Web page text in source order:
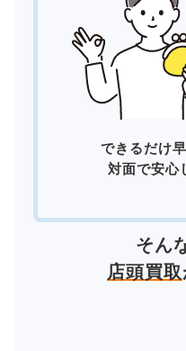
できるだけ
対面で安心
そん
店頭買取